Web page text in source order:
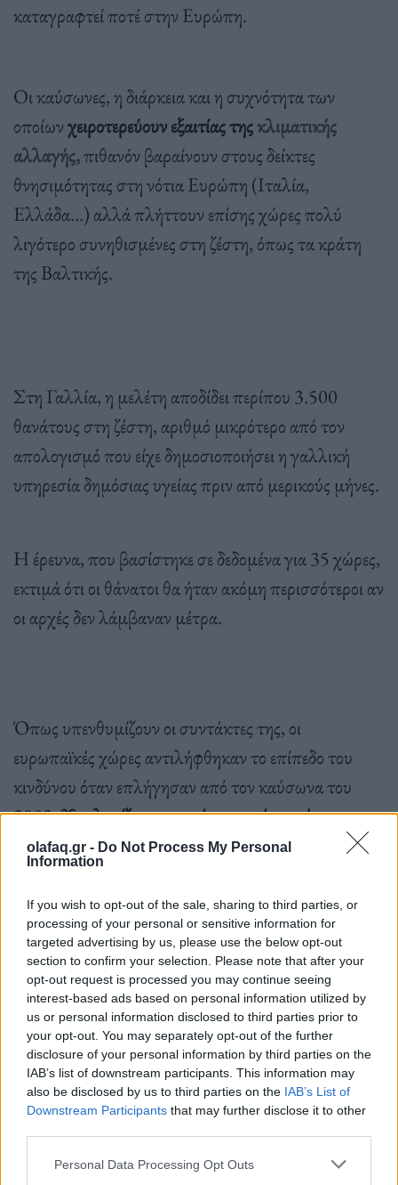
olafaq.gr - Do Not Process My Personal
Information
If you wish to opt-out of the sale, sharing to third parties, or
processing of your personal or sensitive information for
targeted advertising by us, please use the below opt-out
section to confirm your selection. Please note that after your
opt-out request is processed you may continue seeing
interest-based ads based on personal information utilized by
us or personal information disclosed to third parties prior to
your opt-out. You may separately opt-out of the further
disclosure of your personal information by third parties on the
IAB’s list of downstream participants. This information may
also be disclosed by us to third parties on the IAB’s List of
Downstream Participants that may further disclose it to other
Personal Data Processing Opt Outs
καταγραφτεί ποτέ στην Ευρώπη.
Οι καύσωνες, η διάρκεια και η συχνότητα των
οποίωνχειροτερεύουν εξαιτίας τηςκλιματικής
αλλαγής,πιθανόν βαραίνουν στους δείκτες
θνησιμότητας στη νότια Ευρώπη (Ιταλία,
Ελλάδα…) αλλά πλήττουν επίσης χώρες πολύ
λιγότερο συνηθισμένες στη ζέστη, όπως τα κράτη
της Βαλτικής.
Στη Γαλλία, η μελέτη αποδίδει περίπου 3.500
θανάτους στη ζέστη, αριθμό μικρότερο από τον
απολογισμό που είχε δημοσιοποιήσει η γαλλική
υπηρεσία δημόσιας υγείας πριν από μερικούς μήνες.
Η έρευνα, που βασίστηκε σε δεδομένα για 35 χώρες,
εκτιμά ότι οι θάνατοι θα ήταν ακόμη περισσότεροι αν
οι αρχές δεν λάμβαναν μέτρα.
Όπως υπενθυμίζουν οι συντάκτες της, οι
ευρωπαϊκές χώρες αντιλήφθηκαν το επίπεδο του
κινδύνου όταν επλήγησαν από τον καύσωνα του
2003.Υπολογίζεται πως είχε σκοτώσει κάπου
70.000 ανθρώπους στην Ευρώπη, ωστόσο είναι
δύσκολες οι ακριβείς συγκρίσεις με τις εκτιμήσεις
για την τρέχουσα περίοδο για λόγους μεθοδολογίας.
Οι επιστήμονες βλέπουν στη μείωση της
θνησιμότητας τη θετική επίπτωση σχεδίων
προετοιμασίας για την υπερβολική ζέστηπου
εφαρμόζονται το τρέχον διάστημα, όμως
επισημαίνουν ότι οι πολιτικές αυτές δεν αρκούν από
μόνες τους και πρέπει να συνοδευτούν από πιο